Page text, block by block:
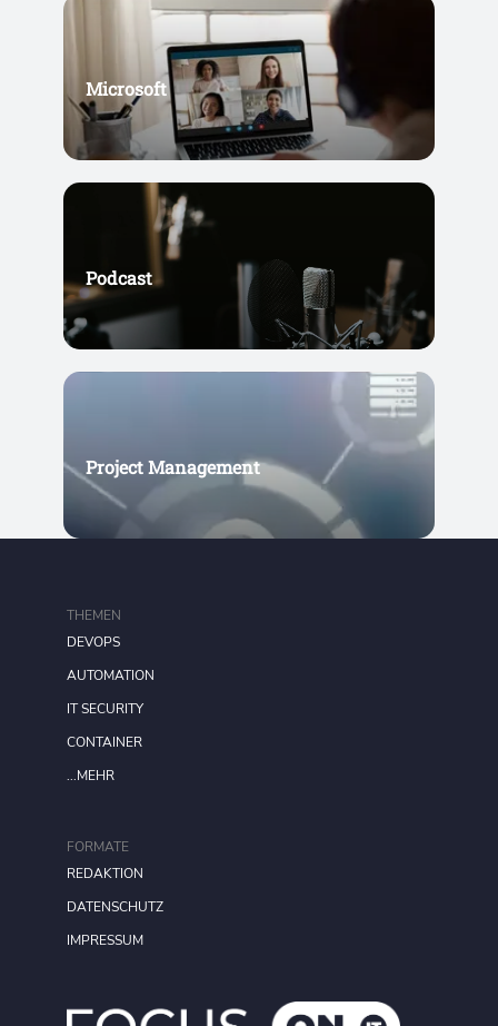
Microsoft
Podcast
Project Management
FORMATE
REDAKTION
DATENSCHUTZ
IMPRESSUM
THEMEN
DEVOPS
AUTOMATION
IT SECURITY
CONTAINER
...MEHR